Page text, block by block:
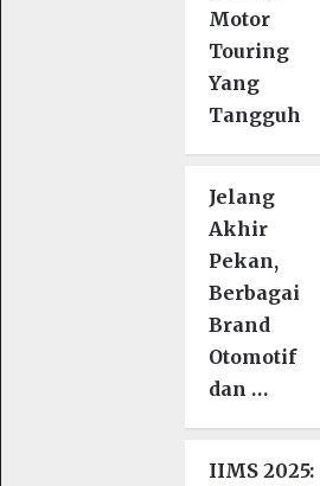
Motor
Touring
Yang
Tangguh
Jelang
Akhir
Pekan,
Berbagai
Brand
Otomotif
dan …
IIMS 2025: